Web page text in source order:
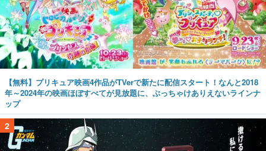
【無料】プリキュア映画4作品がTVerで新たに配信スタート！なんと2018
年～2024年の映画ほぼすべてが見放題に、ぶっちゃけありえないラインナ
ップ
2